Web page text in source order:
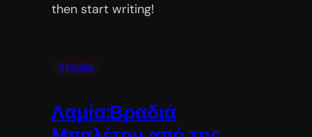
then start writing!
Agenda
Λαμία:Βραδιά